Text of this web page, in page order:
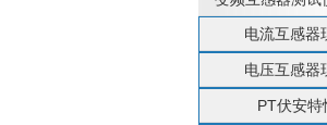
电流互感器
电压互感器
PT伏安特